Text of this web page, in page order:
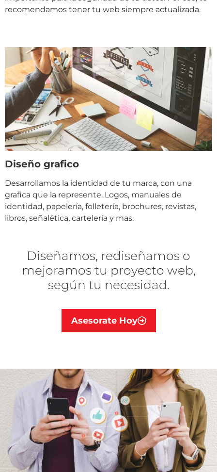
recomendamos tener tu web siempre actualizada.
Diseño grafico
Desarrollamos la identidad de tu marca, con una
grafica que la represente. Logos, manuales de
identidad, papelería, folletería, brochures, revistas,
libros, señalética, cartelería y mas.
Diseñamos, rediseñamos o
mejoramos tu proyecto web,
según tu necesidad.
Asesorate Hoy